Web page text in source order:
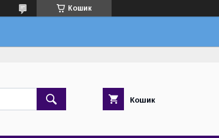
Кошик
Кошик